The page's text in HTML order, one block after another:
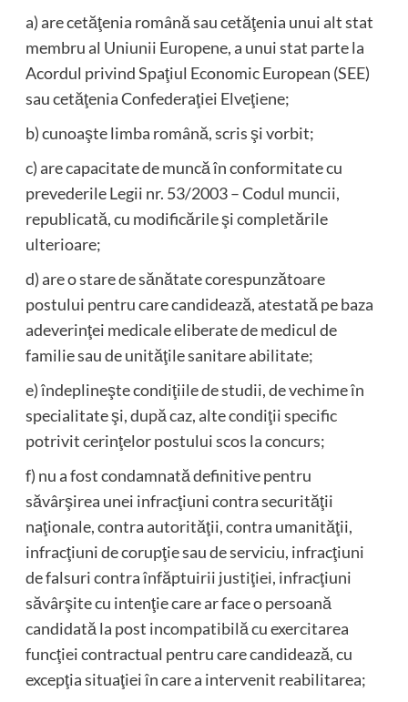
a) are cetăţenia română sau cetăţenia unui alt stat
membru al Uniunii Europene, a unui stat parte la
Acordul privind Spaţiul Economic European (SEE)
sau cetăţenia Confederaţiei Elveţiene;
b) cunoaşte limba română, scris şi vorbit;
c) are capacitate de muncă în conformitate cu
prevederile Legii nr. 53/2003 – Codul muncii,
republicată, cu modificările şi completările
ulterioare;
d) are o stare de sănătate corespunzătoare
postului pentru care candidează, atestată pe baza
adeverinţei medicale eliberate de medicul de
familie sau de unităţile sanitare abilitate;
e) îndeplineşte condiţiile de studii, de vechime în
specialitate şi, după caz, alte condiţii specific
potrivit cerinţelor postului scos la concurs;
f) nu a fost condamnată definitive pentru
săvârşirea unei infracţiuni contra securităţii
naţionale, contra autorităţii, contra umanităţii,
infracţiuni de corupţie sau de serviciu, infracţiuni
de falsuri contra înfăptuirii justiţiei, infracţiuni
săvârşite cu intenţie care ar face o persoană
candidată la post incompatibilă cu exercitarea
funcţiei contractual pentru care candidează, cu
excepţia situaţiei în care a intervenit reabilitarea;